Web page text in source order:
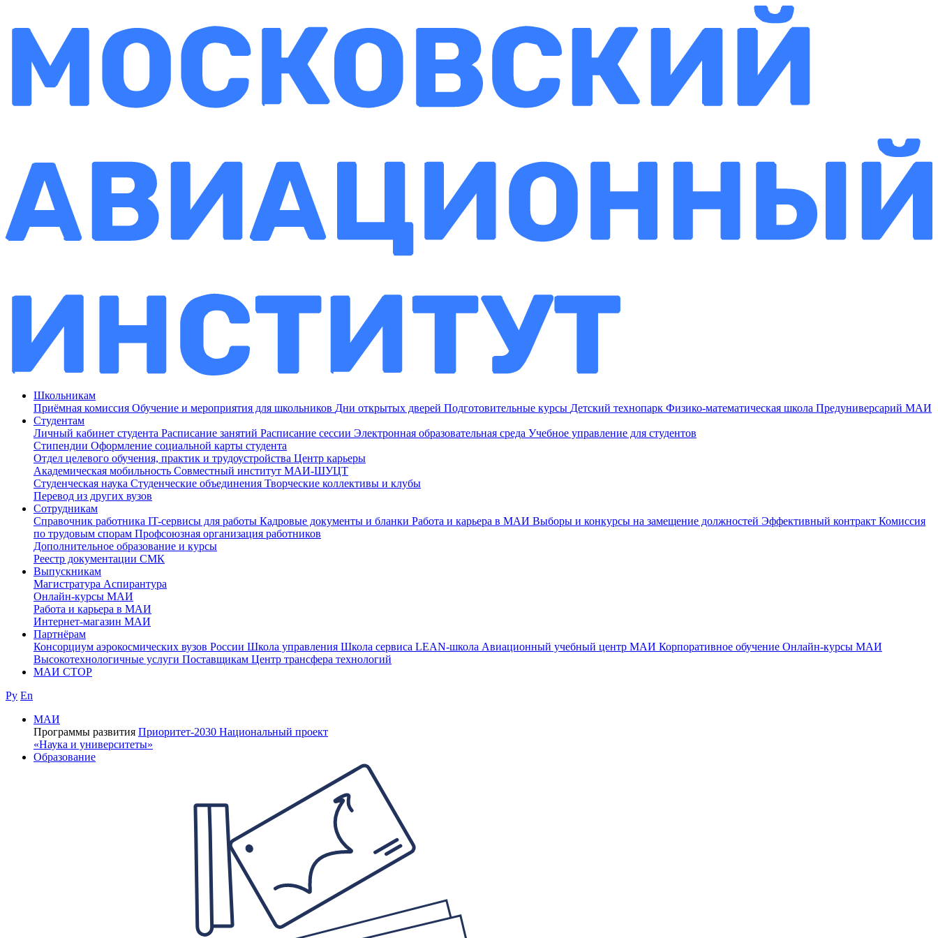
Школьникам
Приёмная комиссия Обучение и мероприятия для школьников Дни открытых дверей Подготовительные курсы Детский технопарк Физико-математическая школа Предуниверсарий МАИ
Студентам
Личный кабинет студента Расписание занятий Расписание сессии Электронная образовательная среда Учебное управление для студентов
Стипендии Оформление социальной карты студента
Отдел целевого обучения, практик и трудоустройства Центр карьеры
Академическая мобильность Совместный институт МАИ-ШУЦТ
Студенческая наука Студенческие объединения Творческие коллективы и клубы
Перевод из других вузов
Сотрудникам
Cправочник работника IT-сервисы для работы Кадровые документы и бланки Работа и карьера в МАИ Выборы и конкурсы на замещение должностей Эффективный контракт Комиссия
по трудовым спорам Профсоюзная организация работников
Дополнительное образование и курсы
Реестр документации СМК
Выпускникам
Магистратура Аспирантура
Онлайн-курсы МАИ
Работа и карьера в МАИ
Интернет-магазин МАИ
Партнёрам
Консорциум аэрокосмических вузов России Школа управления Школа сервиса LEAN-школа Авиационный учебный центр МАИ Корпоративное обучение Онлайн-курсы МАИ
Высокотехнологичные услуги Поставщикам Центр трансфера технологий
МАИ СТОР
Ру En
МАИ
Программы развития Приоритет-2030 Национальный проект
«Наука и университеты»
Образование